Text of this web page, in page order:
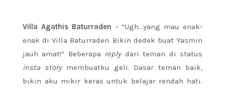
Villa Agathis Baturraden – “Ugh…yang mau enak-
enak di Villa Baturraden. Bikin dedek buat Yasmin
jauh amat!” Beberapa replydari teman di status
insta storymembuatku geli. Dasar teman baik,
bikin aku mikir keras untuk belajar rendah hati.